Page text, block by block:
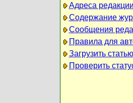
Адреса редакции
Содержание
Сообщения
Правила для
Загрузить статью
Проверить